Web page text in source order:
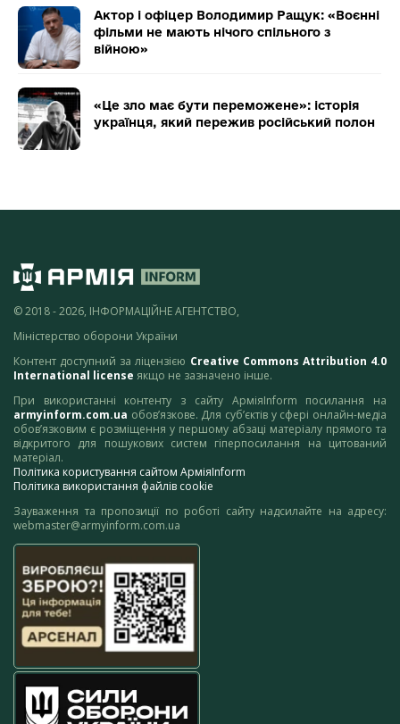
Актор і офіцер Володимир Ращук: «Воєнні
фільми не мають нічого спільного з
війною»
«Це зло має бути переможене»: історія
українця, який пережив російський полон
© 2018 - 2026, ІНФОРМАЦІЙНЕ АГЕНТСТВО,
Міністерство оборони України
Контент доступний за ліцензією Creative Commons Attribution 4.0
International license якщо не зазначено інше.
При використанні контенту з сайту АрміяInform посилання на
armyinform.com.ua обов’язкове. Для суб’єктів у сфері онлайн-медіа
обов’язковим є розміщення у першому абзаці матеріалу прямого та
відкритого для пошукових систем гіперпосилання на цитований
матеріал.
Політика користування сайтом АрміяInform
Політика використання файлів cookie
Зауваження та пропозиції по роботі сайту надсилайте на адресу:
webmaster@armyinform.com.ua